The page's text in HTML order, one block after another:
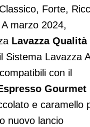
Forte,
marzo 2024,
Lavazza Qualità
Sistema Lavazza A
con il
Gourmet
e caramello
nuovo lancio